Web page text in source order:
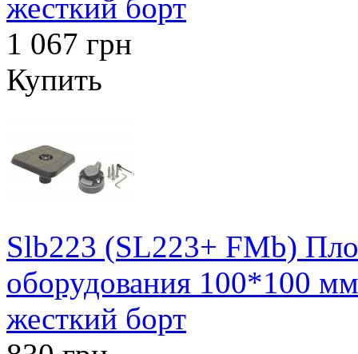
жесткий борт
1 067 грн
Купить
Slb223 (SL223+ FMb)
оборудования 100*100
жесткий борт